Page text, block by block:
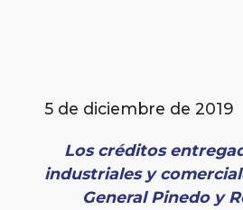
5 de diciembre de 2019
Los créditos
industriales y
General Pinedo y